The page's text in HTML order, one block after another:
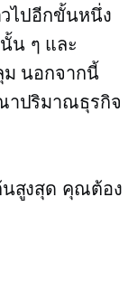
วไปอีกขั้นหนึ่ง
น ๆ และ
นอกจากนี้
าปริมาณธุรกิจ
นสูงสุด คุณต้อง